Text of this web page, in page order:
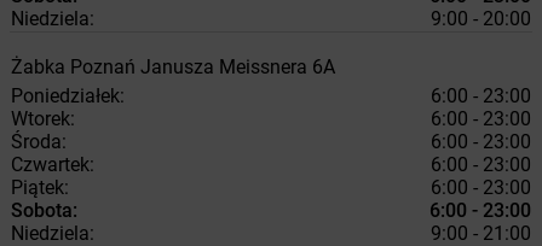
Niedziela:
9:00 - 20:00
Żabka Poznań Janusza Meissnera 6A
Poniedziałek:
6:00 - 23:00
Wtorek:
6:00 - 23:00
Środa:
6:00 - 23:00
Czwartek:
6:00 - 23:00
Piątek:
6:00 - 23:00
Sobota:
6:00 - 23:00
Niedziela:
9:00 - 21:00